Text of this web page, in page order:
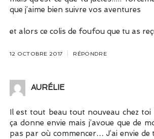
que j’aime bien suivre vos aventures
et alors ce colis de foufou que tu as
12 OCTOBRE 2017 RÉPONDRE
AURÉLIE
Il est tout beau tout nouveau chez toi
ça donne envie mais j’avoue que de
pas par où commencer… J’ai envie